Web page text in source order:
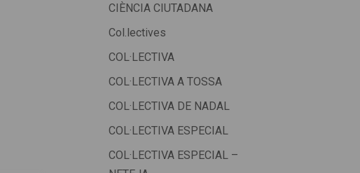
CIÈNCIA CIUTADANA
Col.lectives
COL·LECTIVA
COL·LECTIVA A TOSSA
COL·LECTIVA DE NADAL
COL·LECTIVA ESPECIAL
COL·LECTIVA ESPECIAL –